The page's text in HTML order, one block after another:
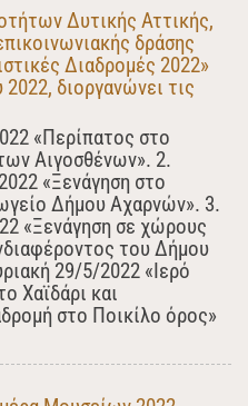
Δυτικής Αττικής,
δράσης
Διαδρομές 2022»
διοργανώνει τις
«Περίπατος στο
Αιγοσθένων». 2.
«Ξενάγηση στο
Δήμου Αχαρνών». 3.
«Ξενάγηση σε χώρους
του Δήμου
29/5/2022 «Ιερό
Χαϊδάρι και
στο Ποικίλο όρος»